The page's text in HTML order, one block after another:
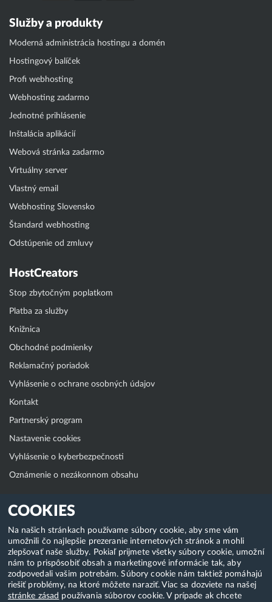
COOKIES
Na našich stránkach používame súbory cookie, aby sme vám
umožnili čo najlepšie prezeranie internetových stránok a mohli
zlepšovať naše služby. Pokiaľ prijmete všetky súbory cookie, umožní
nám to prispôsobiť obsah a marketingové informácie tak, aby
zodpovedali vašim potrebám. Súbory cookie nám taktiež pomáhajú
riešiť problémy, na ktoré môžete naraziť. Viac sa dozviete na našej
stránke zásad používania súborov cookie. V prípade ak chcete
Služby a produkty
Moderná administrácia hostingu a domén
Hostingový balíček
Profi webhosting
Webhosting zadarmo
Jednotné prihlásenie
Inštalácia aplikácií
Webová stránka zadarmo
Virtuálny server
Vlastný email
Webhosting Slovensko
Štandard webhosting
Odstúpenie od zmluvy
HostCreators
Stop zbytočným poplatkom
Platba za služby
Knižnica
Obchodné podmienky
Reklamačný poriadok
Vyhlásenie o ochrane osobných údajov
Kontakt
Partnerský program
Nastavenie cookies
Vyhlásenie o kyberbezpečnosti
Oznámenie o nezákonnom obsahu
Klientská zóna
WebAdmin
WebMail
Zmena hesla (E-mail, FTP, SSH)
Webhosting
Domény